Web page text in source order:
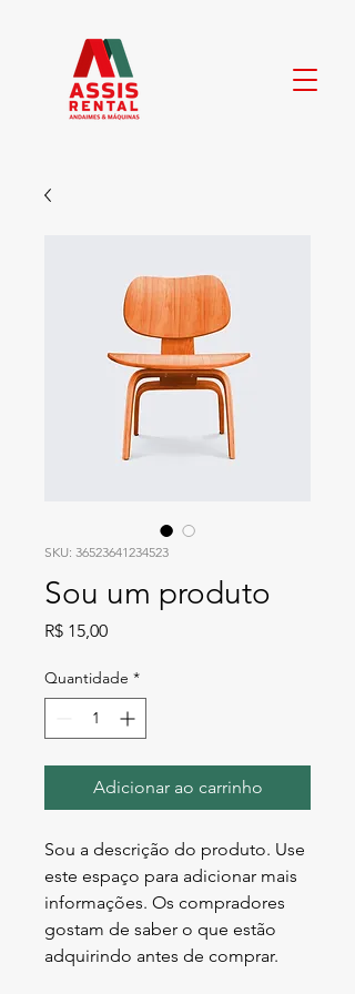
SKU: 36523641234523
Sou um produto
R$ 15,00Preço
Quantidade *
Adicionar ao carrinho
Sou a descrição do produto. Use
este espaço para adicionar mais
informações. Os compradores
gostam de saber o que estão
adquirindo antes de comprar.